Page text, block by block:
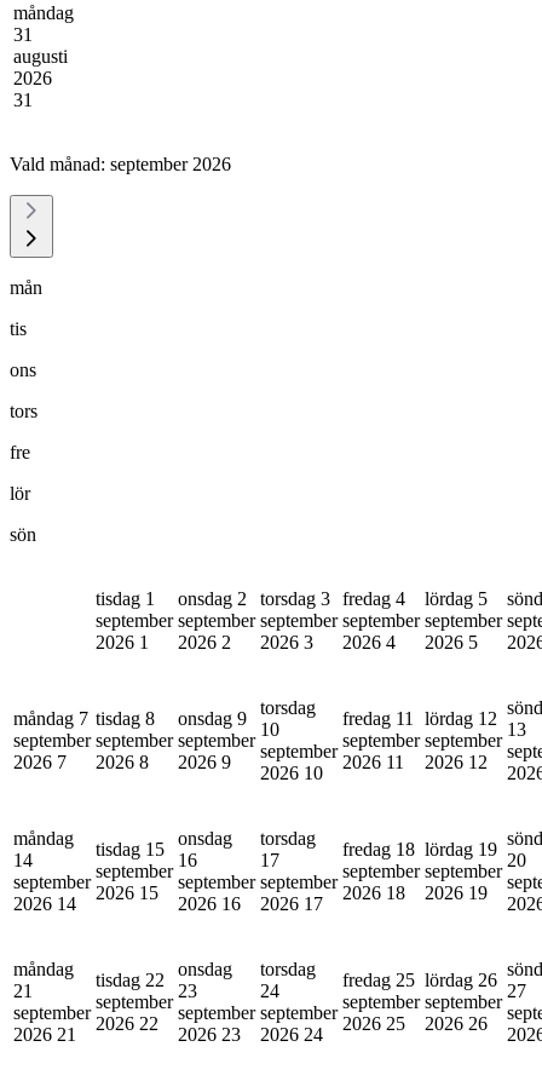
måndag
31
augusti
2026
31
Vald månad: september 2026
mån
tis
ons
tors
fre
lör
sön
tisdag 1
september
2026 1
onsdag 2
september
2026 2
torsdag 3
september
2026 3
fredag 4
september
2026 4
lördag 5
september
2026 5
måndag 7
september
2026 7
tisdag 8
september
2026 8
onsdag 9
september
2026 9
torsdag
10
september
2026 10
fredag 11
september
2026 11
lördag 12
september
2026 12
13
måndag
14
september
2026 14
tisdag 15
september
2026 15
onsdag
16
september
2026 16
torsdag
17
september
2026 17
fredag 18
september
2026 18
lördag 19
september
2026 19
20
måndag
21
september
2026 21
tisdag 22
september
2026 22
onsdag
23
september
2026 23
torsdag
24
september
2026 24
fredag 25
september
2026 25
lördag 26
september
2026 26
27